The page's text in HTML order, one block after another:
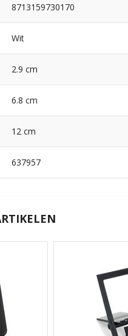
8713159730170
Wit
2.9 cm
6.8 cm
12 cm
637957